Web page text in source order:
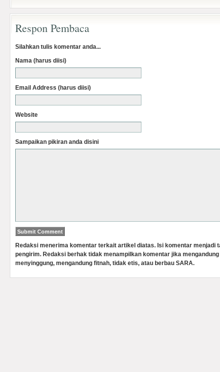
Respon Pembaca
Silahkan tulis komentar anda...
Nama (harus diisi)
Email Address (harus diisi)
Website
Sampaikan pikiran anda disini
Redaksi menerima komentar terkait artikel diatas. Isi komentar menjadi
pengirim. Redaksi berhak tidak menampilkan komentar jika
menyinggung, mengandung fitnah, tidak etis, atau berbau SARA.